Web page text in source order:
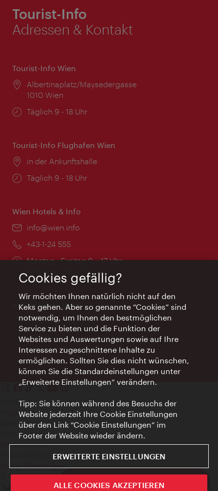
ivie - Die offizielle City Guide App
Tourist-Info
Adressen & Kontakt
Tourist-Info Wien
Ort:
Albertinaplatz/Maysedergasse
1010 Wien
Öffnungszeiten:
Täglich 9 - 18 Uhr
Tourist-Info Flughafen Wien
Ort:
in der Ankunftshalle
Öffnungszeiten:
Täglich 9 - 18 Uhr
Wien Hotels & Info
Email:
info@wien.info
Telefon:
+43-1-24 555
Öffnungszeiten:
Montag - Freitag 9 – 17 Uhr
Feiertags geschlossen
AI Concierge Wien
Ort:
concierge.wien.info
Öffnungszeiten:
Informationen rund um die Uhr
Kontakt
Impressum
Datenschutz
Nutzungsbedingungen
Barrierefreiheit
Cookie Einstellungen
© Copyright WienTourismus
Cookies gefällig?
Wir möchten Ihnen natürlich nicht auf den
Keks gehen. Aber so genannte “Cookies” sind
notwendig, um Ihnen den bestmöglichen
Service zu bieten und die Funktion der
Websites und Auswertungen sowie auf Ihre
Interessen zugeschnittene Inhalte zu
ermöglichen. Sollten Sie dies nicht wünschen,
können Sie die Standardeinstellungen unter
„Erweiterte Einstellungen“ verändern.
Tipp: Sie können während des Besuchs der
Website jederzeit Ihre Cookie Einstellungen
über den Link “Cookie Einstellungen” im
Footer der Website wieder ändern.
ERWEITERTE EINSTELLUNGEN
ALLE COOKIES AKZEPTIEREN